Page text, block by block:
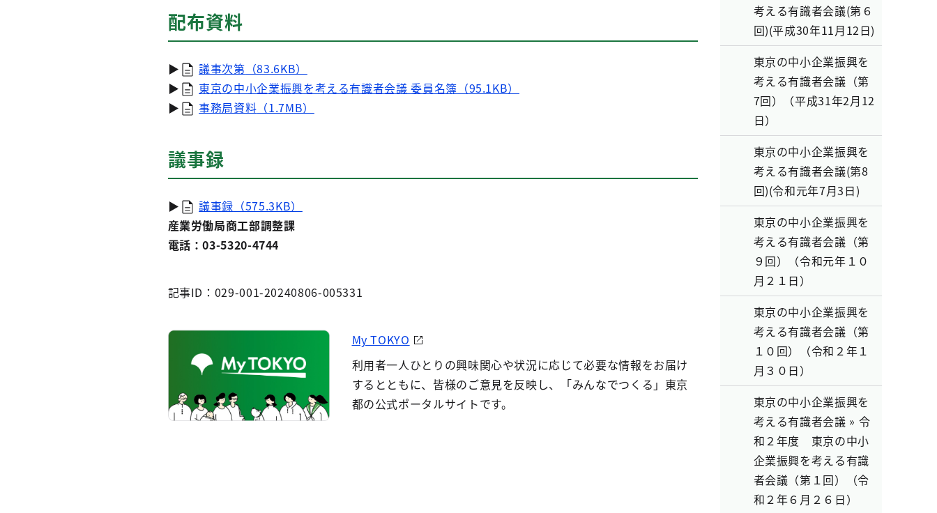
配布資料
▶ 議事次第 （83.6KB）
▶
東京の中小企業振興を考える有識者会議 委員名簿 （95.1KB）
▶
事務局資料 （1.7MB）
議事録
▶ 議事録 （575.3KB）
産業労働局商工部調整課
電話：03-5320-4744
記事ID：029-001-20240806-005331
My TOKYO
利用者一人ひとりの興味関心や状況に応じて必要な情報をお届け
するとともに、皆様のご意見を反映し、「みんなでつくる」東京
都の公式ポータルサイトです。
考える有識者会議(第６
回)(平成30年11月12日)
東京の中小企業振興を
考える有識者会議（第
7回）（平成31年2月12
日）
東京の中小企業振興を
考える有識者会議(第8
回)(令和元年7月3日)
東京の中小企業振興を
考える有識者会議（第
９回）（令和元年１０
月２１日）
東京の中小企業振興を
考える有識者会議（第
１０回）（令和２年１
月３０日）
東京の中小企業振興を
考える有識者会議 » 令
和２年度 東京の中小
企業振興を考える有識
者会議（第１回）（令
和２年６月２６日）